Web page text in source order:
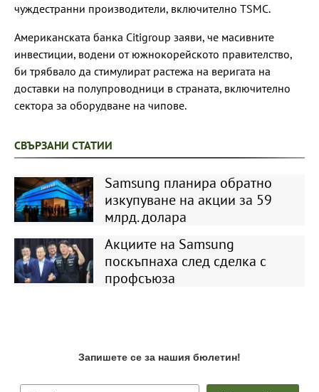
чуждестранни производители, включително TSMC.
Американската банка Citigroup заяви, че масивните
инвестиции, водени от южнокорейското правителство,
би трябвало да стимулират растежа на веригата на
доставки на полупроводници в страната, включително
сектора за оборудване на чипове.
СВЪРЗАНИ СТАТИИ
Samsung планира обратно
изкупуване на акции за 59
млрд. долара
Акциите на Samsung
поскъпнаха след сделка с
профсъюза